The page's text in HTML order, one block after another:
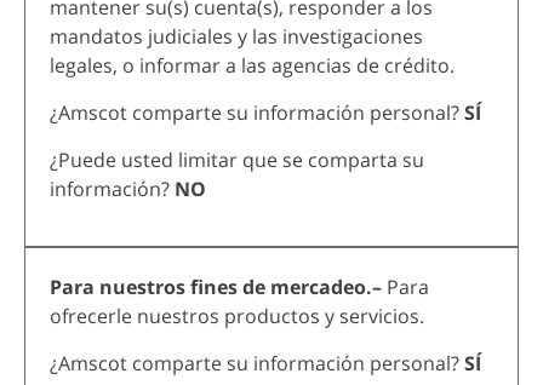
mantener su(s) cuenta(s), responder a los
mandatos judiciales y las investigaciones
legales, o informar a las agencias de crédito.
¿Amscot comparte su información personal?SÍ
¿Puede usted limitar que se comparta su
información? NO
Para nuestros fines de mercadeo.– Para
ofrecerle nuestros productos y servicios.
¿Amscot comparte su información personal?SÍ